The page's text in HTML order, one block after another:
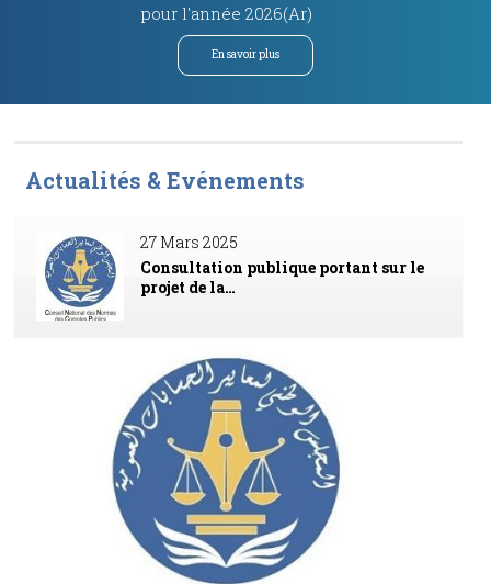
pour l'année 2026(Ar)
En savoir plus
Actualités & Evénements
27 Mars 2025
Consultation publique portant sur le
projet de la…